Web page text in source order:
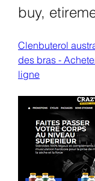
buy,
Clenbuterol
des bras -
ligne